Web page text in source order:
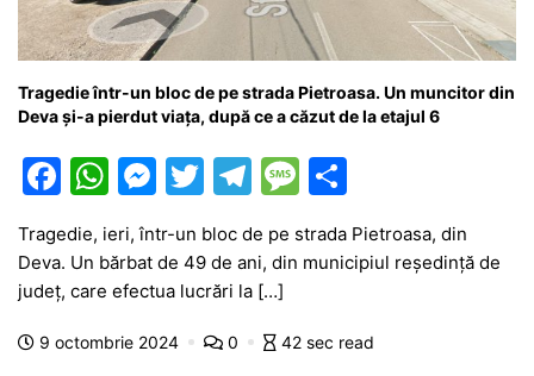
Tragedie într-un bloc de pe strada Pietroasa. Un muncitor din
Deva și-a pierdut viața, după ce a căzut de la etajul 6
F
c
e
b
o
W
at
s
A
p
M
s
s
e
T
itt
er
T
e
gr
a
m
M
s
a
g
ta
a
z
Tragedie, ieri, într-un bloc de pe strada Pietroasa, din
Deva. Un bărbat de 49 de ani, din municipiul reședință de
județ, care efectua lucrări la […]
9 octombrie 2024 0 42 sec read